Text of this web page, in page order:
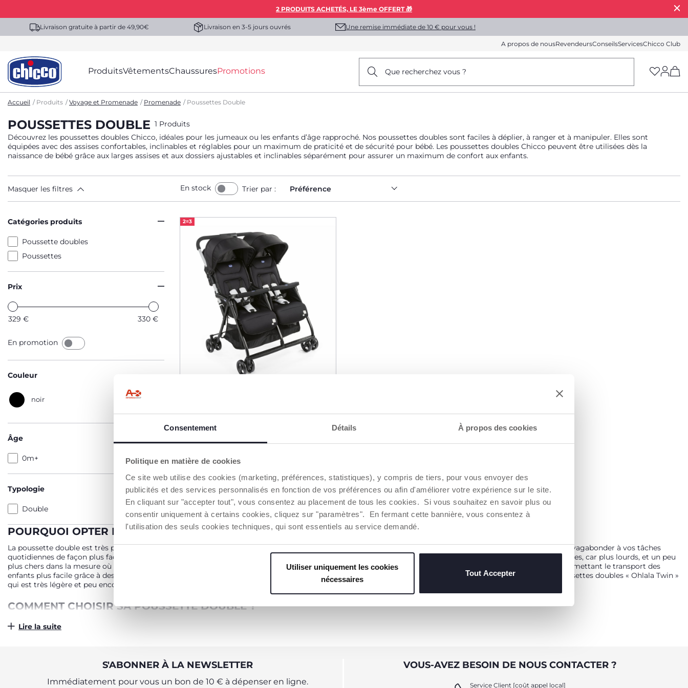
Consentement Détails À propos des cookies
Politique en matière de cookies
Ce site web utilise des cookies (marketing, préférences, statistiques), y compris de tiers, pour vous envoyer des
publicités et des services personnalisés en fonction de vos préférences ou afin d'améliorer votre expérience sur le site.
En cliquant sur "accepter tout", vous consentez au placement de tous les cookies. Si vous souhaitez en savoir plus ou
consentir uniquement à certains cookies, cliquez sur "paramètres". En fermant cette bannière, vous consentez à
l'utilisation des seuls cookies techniques, qui sont essentiels au service demandé.
Utiliser uniquement les cookies
nécessaires
Tout Accepter
2 PRODUITS ACHETÉS, LE 3ème OFFERT 🎁
Livraison gratuite à partir de 49,90€ Livraison en 3-5 jours ouvrés Une remise immédiate de 10 € pour vous !
A propos de nousRevendeursConseilsServicesChicco Club
ProduitsVêtementsChaussuresPromotions Que recherchez vous ?
Accueil Produits Voyage et Promenade Promenade Poussettes Double
POUSSETTES DOUBLE 1 Produits
Découvrez les poussettes doubles Chicco, idéales pour les jumeaux ou les enfants d’âge rapproché. Nos poussettes doubles sont faciles à déplier, à ranger et à manipuler. Elles sont
équipées avec des assises confortables, inclinables et réglables pour un maximum de praticité et de sécurité pour bébé. Les poussettes doubles Chicco peuvent être utilisées dès la
naissance de bébé grâce aux larges assises et aux dossiers ajustables et inclinables séparément pour assurer un maximum de confort aux enfants.
Masquer les filtres En stock Trier par : Préférence
Catégories produits
Poussette doubles
Poussettes
Prix
329 € 330 €
En promotion
Couleur
noir
Âge
0m+
Typologie
Double
2=3
Poussette Double Ohlala Twin
329,99 €
AJOUTER AU PANIER
POURQUOI OPTER POUR UNE POUSSETTE DOUBLE ?
La poussette double est très pratique lorsque l’on a des jumeaux, car vous pourrez placer vos deux enfants dans la même poussette, vous permettant ainsi de vagabonder à vos tâches
quotidiennes de façon plus facile. Néanmoins, lorsque l'on parle de poussettes doubles ou tandems, on pense à des modèles plus encombrants, moins maniables, car plus lourds, et un peu
plus chers dans la mesure où ils sont faits pour deux bébés et non un. C’est dans cette optique que Chicco a développé une gamme de poussettes doubles permettant le transport des
enfants plus facile grâce à des modèles légers et compacts, toujours dans le but de vous faciliter la vie. Chicco vous propose notamment les modèles de poussettes doubles « Ohlala Twin »
qui est très légère et peu encombrante.
COMMENT CHOISIR SA POUSSETTE DOUBLE ?
Plusieurs modèles de poussettes doubles existent. Pour bien faire votre choix, il sera important de vous poser quelques questions au préalable, comme l’utilisation que vous en ferez
(quotidienne ou occasionnelle), l’âge des enfants ou encore l’environnement dans lequel vous vivez (maison, appartement, zone rurale ou urbaine). Une fois les réponses à ces questions
LES DIFFÉRENTS MODÈLES DE POUSSETTES DOUBLES
On trouve deux modèles types de poussettes doubles : Les modèles de poussettes doubles côte à côte et les modèles en ligne. On peut également trouver des poussettes doubles en
Lire la suite
S'ABONNER À LA NEWSLETTER
Immédiatement pour vous un bon de 10 € à dépenser en ligne.
VOUS-AVEZ BESOIN DE NOUS CONTACTER ?
Service Client [coût appel local]